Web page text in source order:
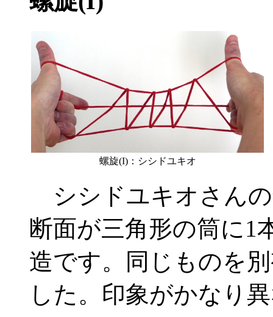
螺旋(I)：シシドユキオ
シシドユキオさん
断面が三角形の筒に1
造です。同じものを
した。印象がかなり